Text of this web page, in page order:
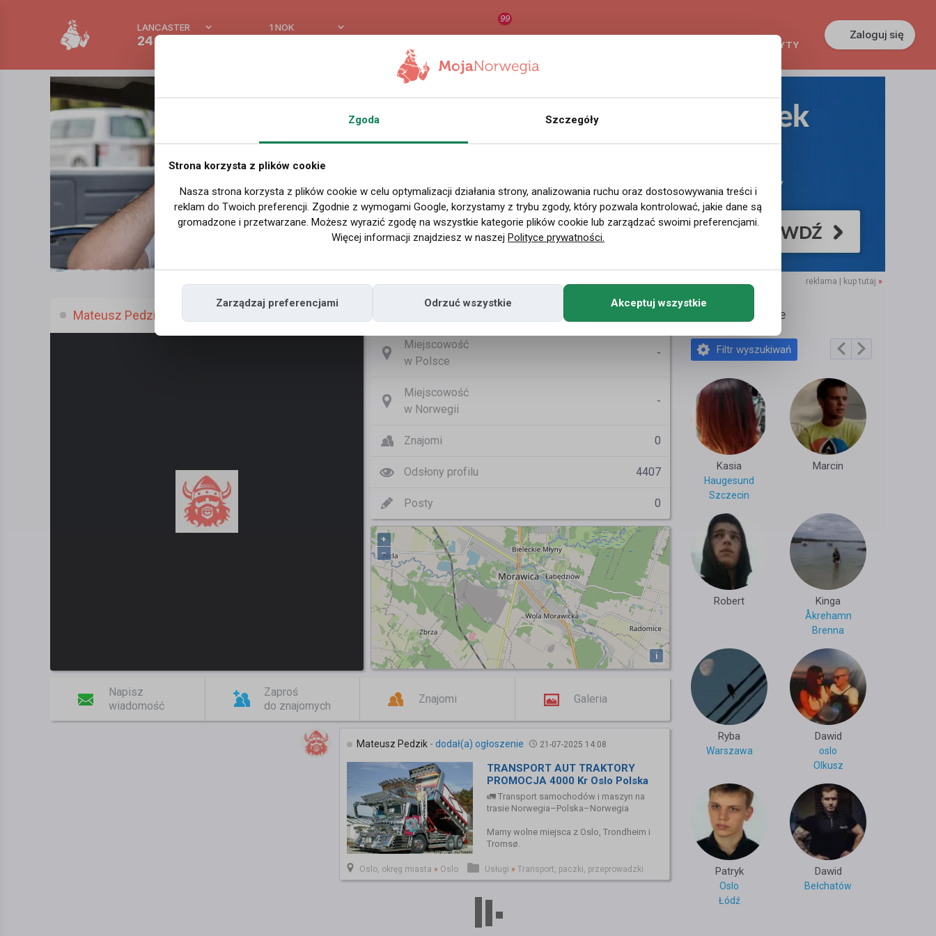
LANCASTER
24 °C
1 NOK
99
KREDYTY
Zaloguj się
reklama | kup tutaj »
Mateusz Pedzik Nazwa użytkownika Mati2603
Miejscowość
w Polsce
-
Miejscowość
w Norwegii
-
Znajomi 0
Odsłony profilu 4407
Posty 0
+
−
i
Napisz
wiadomość
Zaproś
do znajomych
Znajomi Galeria
Mateusz Pedzik - dodał(a) ogłoszenie 21-07-2025 14:08
TRANSPORT AUT TRAKTORY
PROMOCJA 4000 Kr Oslo Polska
🚛 Transport samochodów i maszyn na
trasie Norwegia–Polska–Norwegia
Mamy wolne miejsca z Oslo, Trondheim i
Tromsø.
💰 Cena transportu
Cena od 4000 NOK dotyczy samochodu:
Oslo, okręg miasta » Oslo Usługi » Transport, paczki, przeprowadzki
Polecane profile
Filtr wyszukiwań
Kasia
Haugesund
Szczecin
Marcin
Robert Kinga
Åkrehamn
Brenna
Ryba
Warszawa
Dawid
oslo
Olkusz
Patryk
Oslo
Łódź
Dawid
Bełchatów
Zgoda Szczegóły
Strona korzysta z plików cookie
Nasza strona korzysta z plików cookie w celu optymalizacji działania strony, analizowania ruchu oraz dostosowywania treści i
reklam do Twoich preferencji. Zgodnie z wymogami Google, korzystamy z trybu zgody, który pozwala kontrolować, jakie dane są
gromadzone i przetwarzane. Możesz wyrazić zgodę na wszystkie kategorie plików cookie lub zarządzać swoimi preferencjami.
Więcej informacji znajdziesz w naszej Polityce prywatności.
Zarządzaj preferencjami Odrzuć wszystkie Akceptuj wszystkie